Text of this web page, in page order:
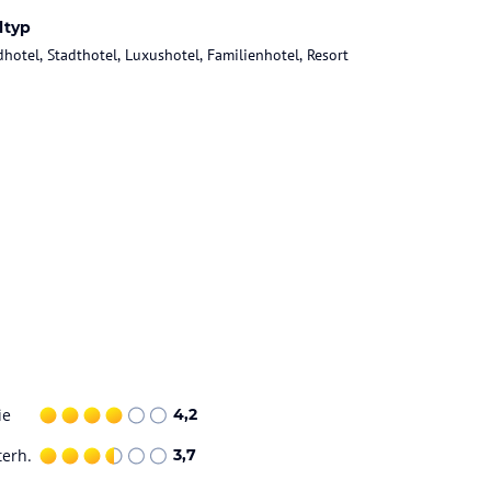
Stadthotel, Luxushotel, Familienhotel, Resort
4,2
3,7